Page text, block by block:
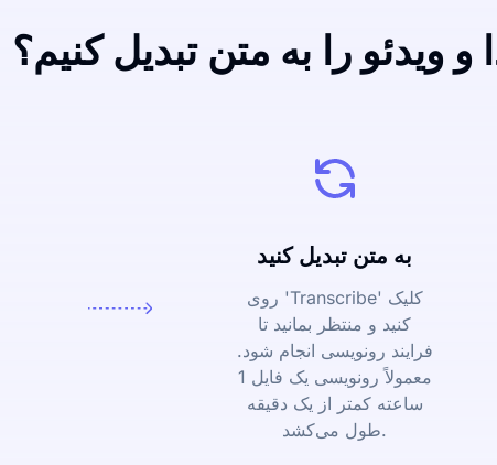
ویدئو را به متن تبدیل کنیم؟
به متن تبدیل کنید
روی 'Transcribe' کلیک
کنید و منتظر بمانید تا
فرایند رونویسی انجام شود.
معمولاً رونویسی یک فایل 1
ساعته کمتر از یک دقیقه
طول می‌کشد.